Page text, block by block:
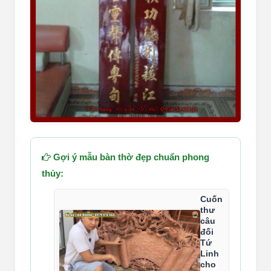
Gợi ý mẫu bàn thờ đẹp chuẩn phong
thủy:
Cuốn
thư
câu
đối
Tứ
Linh
cho